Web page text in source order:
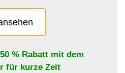
% Rabatt mit dem
für kurze Zeit